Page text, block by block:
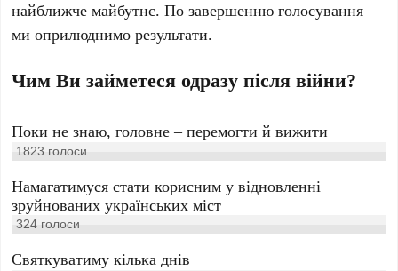
найближче майбутнє. По завершенню голосування
ми оприлюднимо результати.
Чим Ви займетеся одразу після війни?
Поки не знаю, головне – перемогти й вижити
1823 голоси
Намагатимуся стати корисним у відновленні
зруйнованих українських міст
324 голоси
Святкуватиму кілька днів